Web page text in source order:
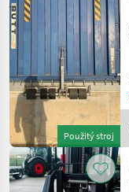
Použitý stroj